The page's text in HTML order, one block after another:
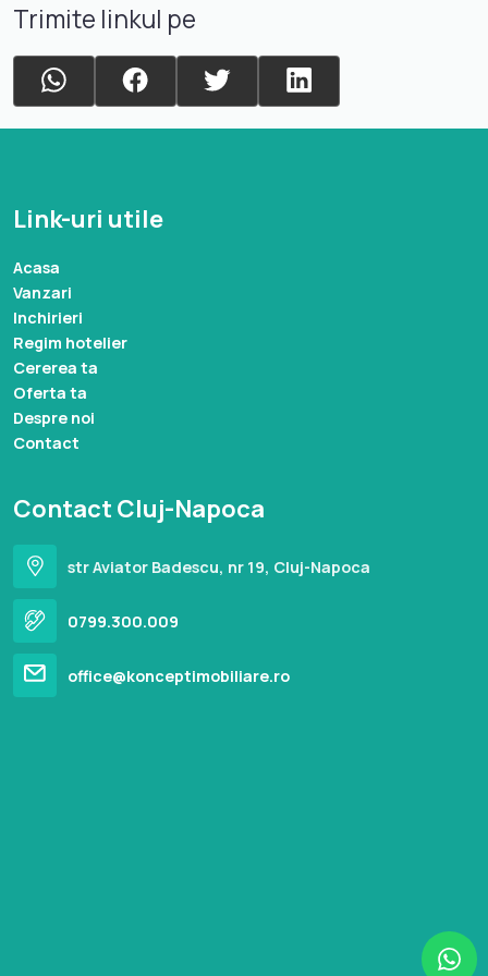
Trimite linkul pe
Link-uri utile
Acasa
Vanzari
Inchirieri
Regim hotelier
Cererea ta
Oferta ta
Despre noi
Contact
Contact Cluj-Napoca
str Aviator Badescu, nr 19, Cluj-Napoca
0799.300.009
office@konceptimobiliare.ro